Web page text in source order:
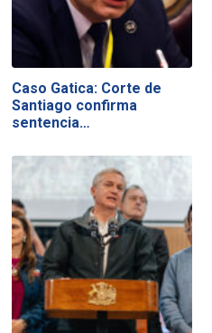
Caso Gatica: Corte de
Santiago confirma
sentencia…